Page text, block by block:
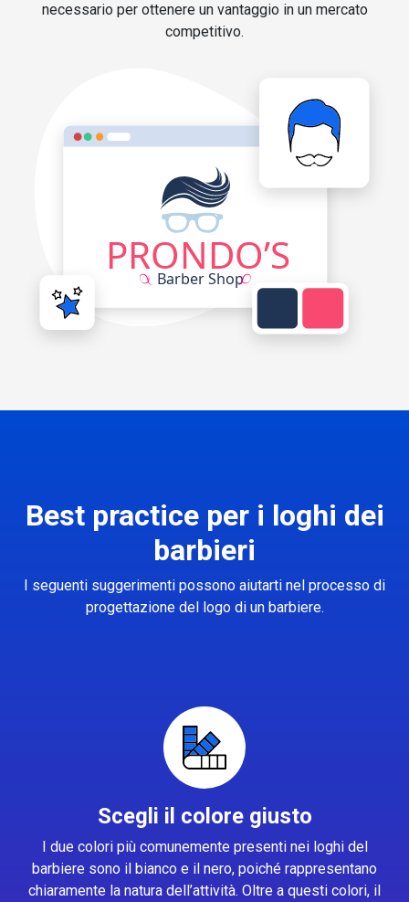
necessario per ottenere un vantaggio in un mercato
competitivo.
Best practice per i loghi dei
barbieri
I seguenti suggerimenti possono aiutarti nel processo di
progettazione del logo di un barbiere.
Scegli il colore giusto
I due colori più comunemente presenti nei loghi del
barbiere sono il bianco e il nero, poiché rappresentano
chiaramente la natura dell’attività. Oltre a questi colori, il